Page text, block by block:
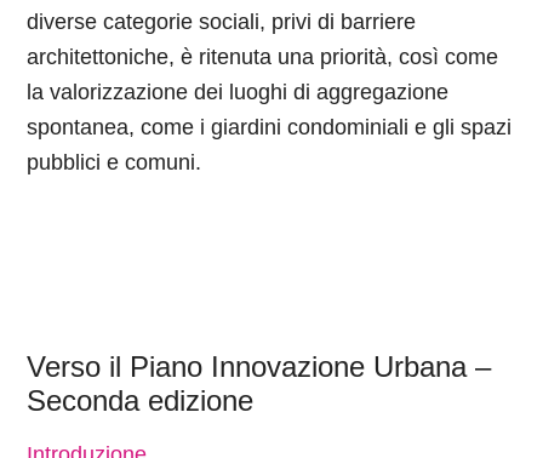
diverse categorie sociali, privi di barriere
architettoniche, è ritenuta una priorità, così come
la valorizzazione dei luoghi di aggregazione
spontanea, come i giardini condominiali e gli spazi
pubblici e comuni.
Verso il Piano Innovazione Urbana –
Seconda edizione